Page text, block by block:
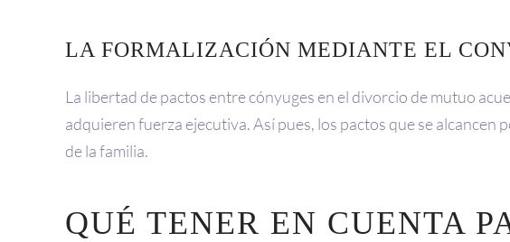
LA FORMALIZACIÓN MEDIANTE EL
La libertad de pactos entre cónyuges en el divorcio de mutuo
adquieren fuerza ejecutiva. Así pues, los pactos que se
de la familia.
QUÉ TENER EN CUENTA